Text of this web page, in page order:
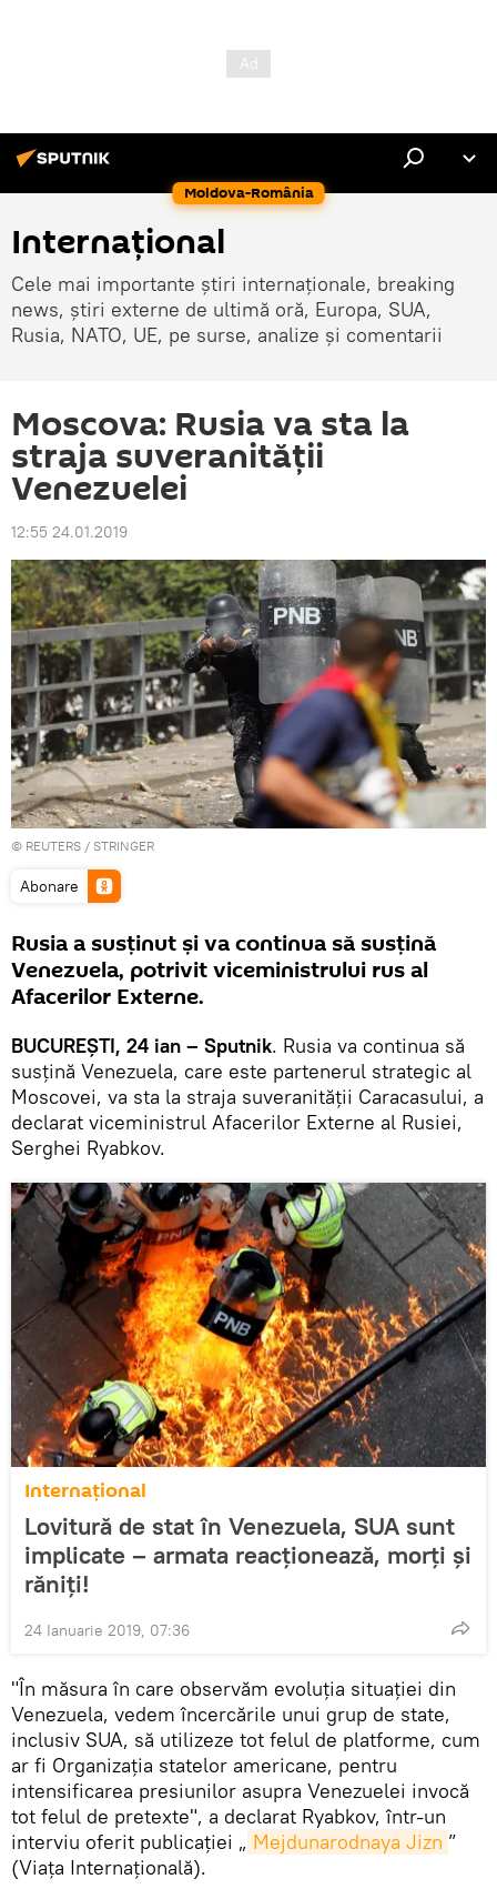
Moldova-România
Internaţional
Cele mai importante știri internaționale, breaking
news, știri externe de ultimă oră, Europa, SUA,
Rusia, NATO, UE, pe surse, analize și comentarii
Moscova: Rusia va sta la
straja suveranității
Venezuelei
12:55 24.01.2019
© REUTERS / STRINGER
Abonare
Rusia a susținut și va continua să susțină
Venezuela, potrivit viceministrului rus al
Afacerilor Externe.
BUCUREȘTI, 24 ian – Sputnik. Rusia va continua să
susțină Venezuela, care este partenerul strategic al
Moscovei, va sta la straja suveranității Caracasului, a
declarat viceministrul Afacerilor Externe al Rusiei,
Serghei Ryabkov.
Internaţional
Lovitură de stat în Venezuela, SUA sunt
implicate – armata reacționează, morți și
răniți!
24 Ianuarie 2019, 07:36
"În măsura în care observăm evoluția situației din
Venezuela, vedem încercările unui grup de state,
inclusiv SUA, să utilizeze tot felul de platforme, cum
ar fi Organizația statelor americane, pentru
intensificarea presiunilor asupra Venezuelei invocă
tot felul de pretexte", a declarat Ryabkov, într-un
interviu oferit publicației „ Mejdunarodnaya Jizn ”
(Viața Internațională).